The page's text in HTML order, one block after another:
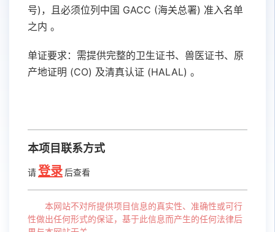
号) ，且必须位列中国 GACC (海关总署) 准入名单
之内 。
单证要求：需提供完整的卫生证书、兽医证书、原
产地证明 (CO) 及清真认证 (HALAL) 。
本项目联系方式
请 登录 后查看
本网站不对所提供项目信息的真实性、准确性或可行
性做出任何形式的保证，基于此信息而产生的任何法律后